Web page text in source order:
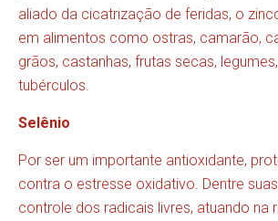
aliado da cicatrização de feridas, o
em alimentos como ostras, camarão,
grãos, castanhas, frutas secas,
tubérculos.
Selênio
Por ser um importante antioxidante,
contra o estresse oxidativo. Dentre
controle dos radicais livres, atuando na